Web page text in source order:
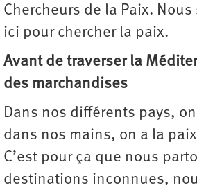
Chercheurs de la Paix.
ici pour chercher la paix.
Avant de traverser la
des marchandises
Dans nos différents pays,
dans nos mains, on a la
C’est pour ça que nous
destinations inconnues,